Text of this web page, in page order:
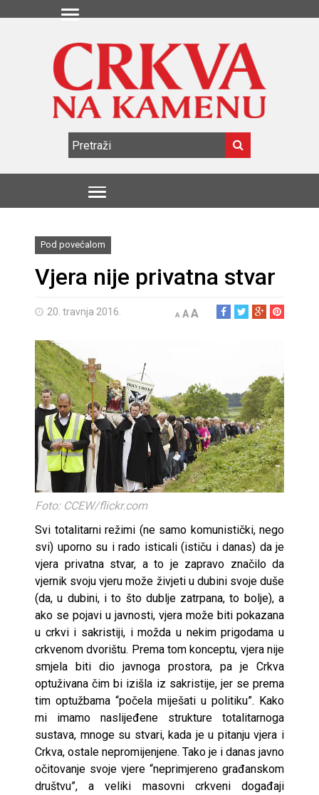
Pod povećalom
Vjera nije privatna stvar
20. travnja 2016. A AA
Foto: CCEW/flickr.com
Svi totalitarni režimi (ne samo komunistički, nego
svi) uporno su i rado isticali (ističu i danas) da je
vjera privatna stvar, a to je zapravo značilo da
vjernik svoju vjeru može živjeti u dubini svoje duše
(da, u dubini, i to što dublje zatrpana, to bolje), a
ako se pojavi u javnosti, vjera može biti pokazana
u crkvi i sakristiji, i možda u nekim prigodama u
crkvenom dvorištu. Prema tom konceptu, vjera nije
smjela biti dio javnoga prostora, pa je Crkva
optuživana čim bi izišla iz sakristije, jer se prema
tim optužbama “počela miješati u politiku”. Kako
mi imamo naslijeđene strukture totalitarnoga
sustava, mnoge su stvari, kada je u pitanju vjera i
Crkva, ostale nepromijenjene. Tako je i danas javno
očitovanje svoje vjere “neprimjereno građanskom
društvu”, a veliki masovni crkveni događaji